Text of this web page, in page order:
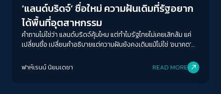
‘แลนด์บริดจ์’ ชื่อใหม่ ความฝันเดิมที่รัฐอยาก
ได้พื้นที่อุตสาหกรรม
คำถามไม่ใช่ว่า แลนด์บริดจ์คุ้มไหม แต่ทำไมรัฐไทยไม่เคยเลิกล้ม แค่
เปลี่ยนชื่อ เปลี่ยนคำอธิบายแต่ความฝันยังคงเดิมแม้ไม่ใช่ 'อนาคต'
ฟาห์เรนน์ นิยมเดชา READ MORE